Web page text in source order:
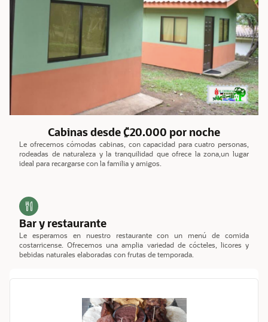
Cabinas desde ₡20.000 por noche
Le ofrecemos cómodas cabinas, con capacidad para cuatro personas,
rodeadas de naturaleza y la tranquilidad que ofrece la zona,un lugar
ideal para recargarse con la familia y amigos.
Bar y restaurante
Le esperamos en nuestro restaurante con un menú de comida
costarricense. Ofrecemos una amplia variedad de cócteles, licores y
bebidas naturales elaboradas con frutas de temporada.